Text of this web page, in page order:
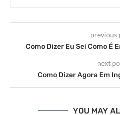
previous
Como Dizer Eu Sei Como É
next
Como Dizer Agora Em
YOU MAY